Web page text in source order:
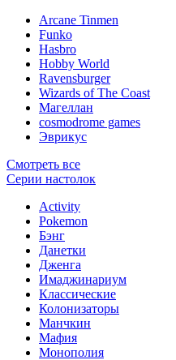
Arcane Tinmen
Funko
Hasbro
Hobby World
Ravensburger
Wizards of The Coast
Магеллан
сosmodrome games
Эврикус
Смотреть все
Серии настолок
Activity
Pokemon
Бэнг
Данетки
Дженга
Имаджинариум
Классические
Колонизаторы
Манчкин
Мафия
Монополия